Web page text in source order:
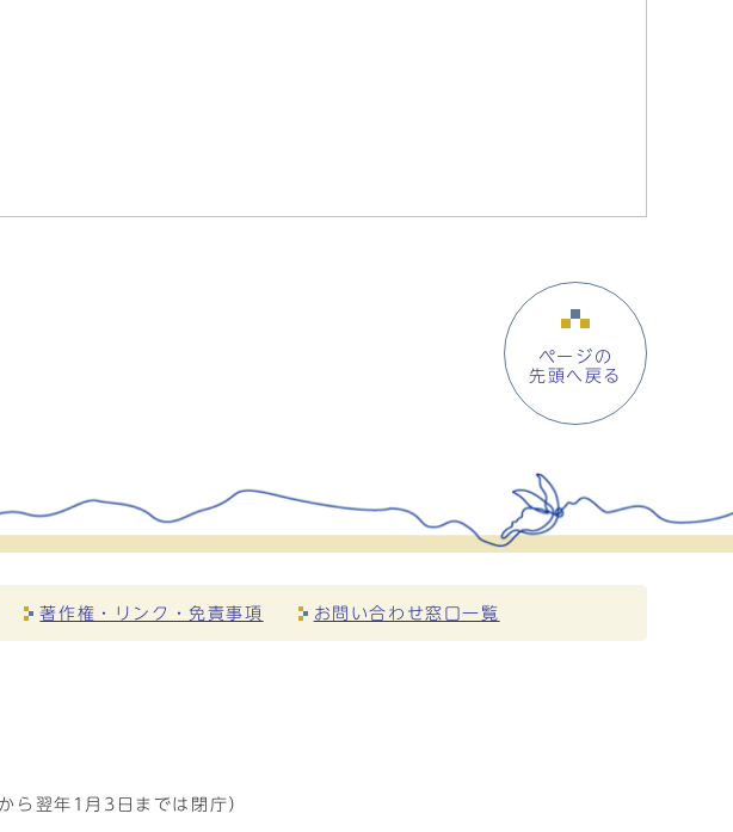
ページの
先頭へ戻る
著作権・リンク・免責事項 お問い合わせ窓口一覧
ら翌年1月3日までは閉庁）